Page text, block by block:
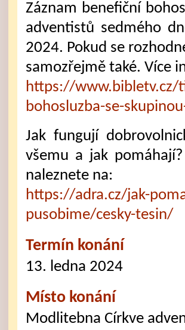
Záznam benefiční
adventistů sedmého
2024. Pokud se
samozřejmě také. Více
https://www.bibletv.cz/
bohosluzba-se-
Jak fungují
všemu a jak
naleznete na:
https://adra.cz/jak-
pusobime/cesky-tesin/
Termín konání
13. ledna 2024
Místo konání
Modlitebna Církve